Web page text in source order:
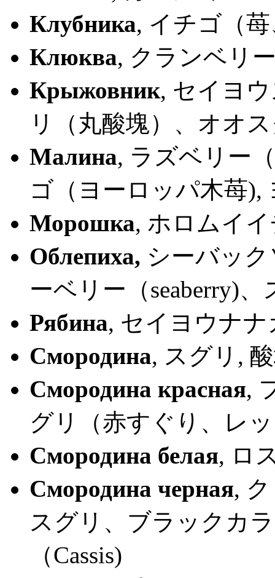
Клубника, イチゴ（
Клюква, クランベリ
Крыжовник, セイヨ
リ（丸酸塊）、オオ
Малина, ラズベリー
ゴ（ヨーロッパ木苺
Морошка, ホロムイ
Облепиха, シーバック
ーベリー（seaberry)
Рябина, セイヨウナ
Смородина, スグリ,
Смородина красная,
グリ（赤すぐり、レ
Смородина белая, ロ
Смородина черная,
スグリ、ブラックカ
（Cassis)